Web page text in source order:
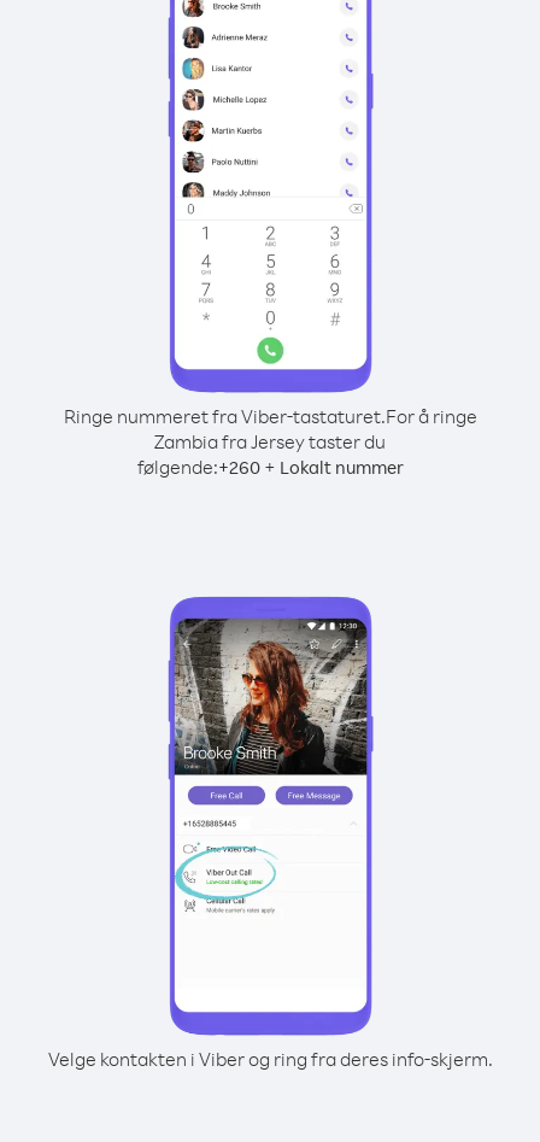
Ringe nummeret fra Viber-tastaturet.For å ringe
Zambia fra Jersey taster du
følgende:+260+ Lokalt nummer
Velge kontakten i Viber og ring fra deres info-skjerm.